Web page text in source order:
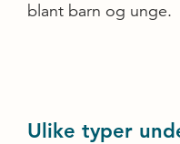
blant barn og unge.
Ulike typer